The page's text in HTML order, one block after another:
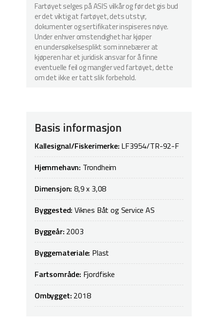
Fartøyet selges på ASIS vilkår og før det gis bud
er det viktig at fartøyet, dets utstyr,
dokumenter og sertifikater inspiseres nøye.
Under enhver omstendighet har kjøper
en undersøkelsesplikt som innebærer at
kjøperen har et juridisk ansvar for å finne
eventuelle feil og mangler ved fartøyet, dette
om det ikke er tatt slik forbehold.
Basis informasjon
Kallesignal/Fiskerimerke: LF3954/TR-92-F
Hjemmehavn: Trondheim
Dimensjon:8,9 x 3,08
Byggested:Viknes Båt og Service AS
Byggeår: 2003
Byggemateriale: Plast
Fartsområde: Fjordfiske
Ombygget: 2018